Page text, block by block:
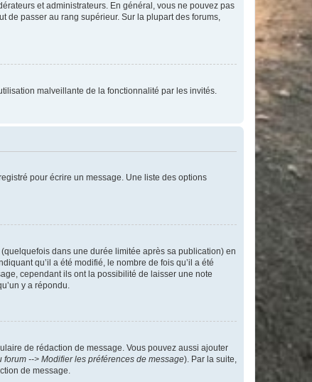
et administrateurs. En général, vous ne pouvez pas
de passer au rang supérieur. Sur la plupart des forums,
malveillante de la fonctionnalité par les invités.
pour écrire un message. Une liste des options
dans une durée limitée après sa publication) en
qu’il a été modifié, le nombre de fois qu’il a été
cependant ils ont la possibilité de laisser une note
y a répondu.
de rédaction de message. Vous pouvez aussi ajouter
forum --> Modifier les préférences de message). Par la suite,
de message.